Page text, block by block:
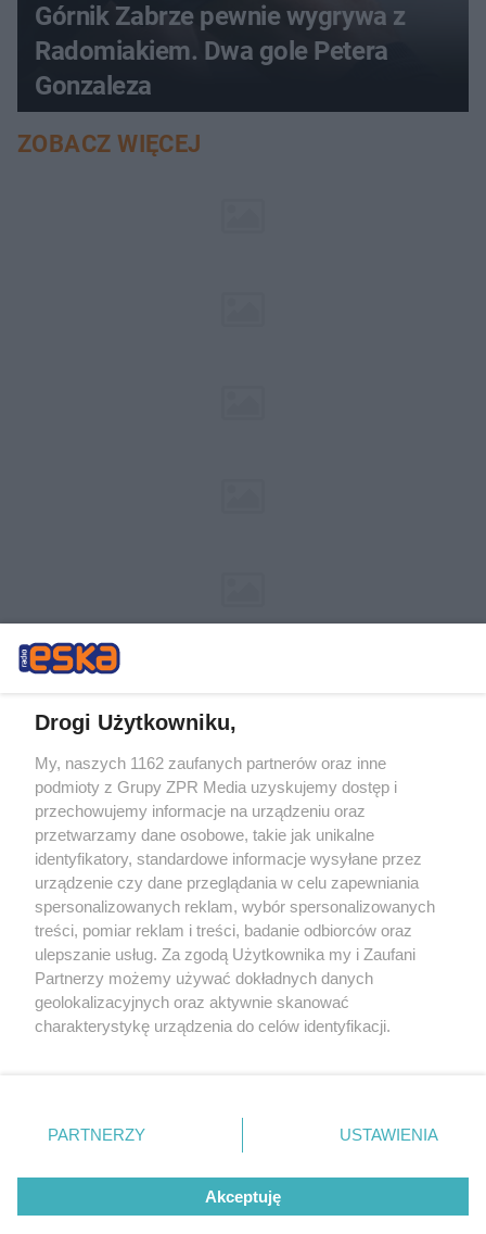
Górnik Zabrze pewnie wygrywa z
Radomiakiem. Dwa gole Petera
Gonzaleza
ZOBACZ WIĘCEJ
Żaden utwór zamieszczony w serwisie nie może być powielany i
rozpowszechniany lub dalej rozpowszechniany w jakikolwiek sposób (w
tym także elektroniczny lub mechaniczny) na jakimkolwiek polu
eksploatacji w jakiejkolwiek formie, włącznie z umieszczaniem w
Internecie bez pisemnej zgody właściciela praw. Jakiekolwiek użycie lub
wykorzystanie utworów w całości lub w części z naruszeniem prawa,
tzn. bez właściwej zgody, jest zabronione pod groźbą kary i może być
ścigane prawnie.
© 2026 Grupa ZPR Media
Drogi Użytkowniku,
My, naszych 1162 zaufanych partnerów oraz inne
podmioty z Grupy ZPR Media uzyskujemy dostęp i
przechowujemy informacje na urządzeniu oraz
przetwarzamy dane osobowe, takie jak unikalne
identyfikatory, standardowe informacje wysyłane przez
urządzenie czy dane przeglądania w celu zapewniania
spersonalizowanych reklam, wybór spersonalizowanych
treści, pomiar reklam i treści, badanie odbiorców oraz
ulepszanie usług. Za zgodą Użytkownika my i Zaufani
Partnerzy możemy używać dokładnych danych
geolokalizacyjnych oraz aktywnie skanować
charakterystykę urządzenia do celów identyfikacji.
zmienić/wycofać klikając przycisk ustawień prywatności
znajdujący się w lewym dolnym rogu strony
rodzaje przetwarzania danych nie wymagają zgody
użytkownika, ale masz prawo sprzeciwić się takiemu
przetwarzaniu. Preferencje będą miały zastosowanie tylko
PARTNERZY USTAWIENIA
Akceptuję